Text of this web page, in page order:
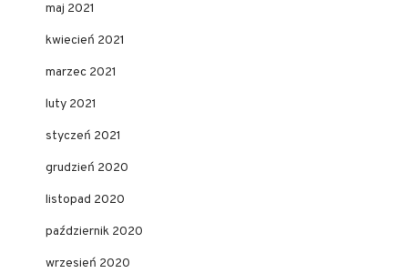
maj 2021
kwiecień 2021
marzec 2021
luty 2021
styczeń 2021
grudzień 2020
listopad 2020
październik 2020
wrzesień 2020